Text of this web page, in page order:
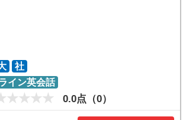
社
イン英会話
0.0点（0）